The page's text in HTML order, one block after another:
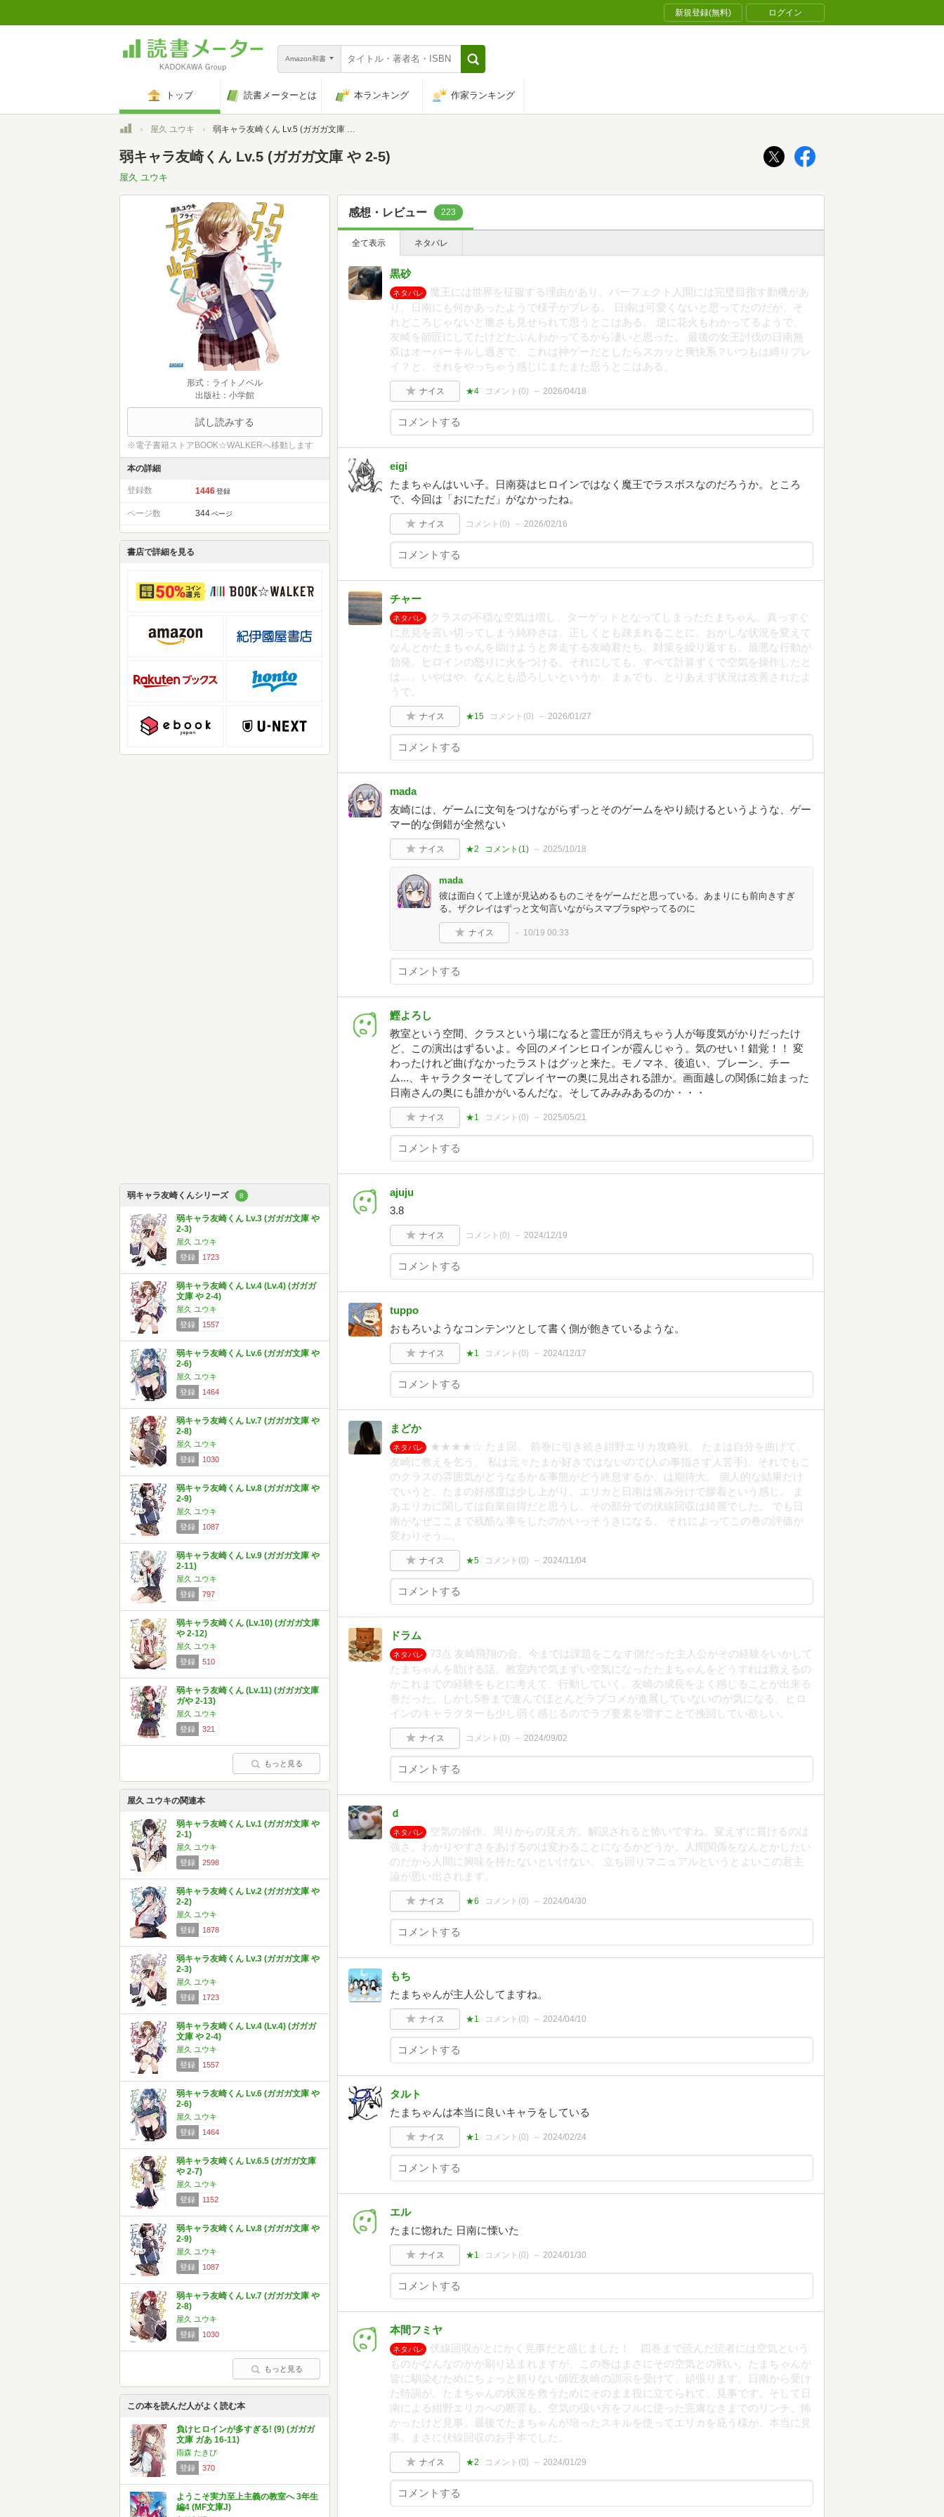
新規登録(無料) ログイン
Amazon和書
トップ 読書メーターとは 本ランキング 作家ランキング
トップ屋久 ユウキ 弱キャラ友崎くん Lv.5 (ガガガ文庫 や 2-5)
弱キャラ友崎くん Lv.5 (ガガガ文庫 や 2-5)
屋久 ユウキ
形式：ライトノベル
出版社：小学館
試し読みする
※電子書籍ストアBOOK☆WALKERへ移動します
本の詳細
登録数 1446 登録
ページ数 344 ページ
書店で詳細を見る
弱キャラ友崎くんシリーズ 8
弱キャラ友崎くん Lv.3 (ガガガ文庫 や
2-3)
屋久 ユウキ
登録
1723
弱キャラ友崎くん Lv.4 (Lv.4) (ガガガ
文庫 や 2-4)
屋久 ユウキ
登録
1557
弱キャラ友崎くん Lv.6 (ガガガ文庫 や
2-6)
屋久 ユウキ
登録
1464
弱キャラ友崎くん Lv.7 (ガガガ文庫 や
2-8)
屋久 ユウキ
登録
1030
弱キャラ友崎くん Lv.8 (ガガガ文庫 や
2-9)
屋久 ユウキ
登録
1087
弱キャラ友崎くん Lv.9 (ガガガ文庫 や
2-11)
屋久 ユウキ
登録
797
弱キャラ友崎くん (Lv.10) (ガガガ文庫
や 2-12)
屋久 ユウキ
登録
510
弱キャラ友崎くん (Lv.11) (ガガガ文庫
ガや 2-13)
屋久 ユウキ
登録
321
もっと見る
屋久 ユウキの関連本
弱キャラ友崎くん Lv.1 (ガガガ文庫 や
2-1)
屋久 ユウキ
登録
2598
弱キャラ友崎くん Lv.2 (ガガガ文庫 や
2-2)
屋久 ユウキ
登録
1878
弱キャラ友崎くん Lv.3 (ガガガ文庫 や
2-3)
屋久 ユウキ
登録
1723
弱キャラ友崎くん Lv.4 (Lv.4) (ガガガ
文庫 や 2-4)
屋久 ユウキ
登録
1557
弱キャラ友崎くん Lv.6 (ガガガ文庫 や
2-6)
屋久 ユウキ
登録
1464
弱キャラ友崎くん Lv.6.5 (ガガガ文庫
や 2-7)
屋久 ユウキ
登録
1152
弱キャラ友崎くん Lv.8 (ガガガ文庫 や
2-9)
屋久 ユウキ
登録
1087
弱キャラ友崎くん Lv.7 (ガガガ文庫 や
2-8)
屋久 ユウキ
登録
1030
もっと見る
この本を読んだ人がよく読む本
負けヒロインが多すぎる! (9) (ガガガ
文庫 ガあ 16-11)
雨森 たきび
登録
370
ようこそ実力至上主義の教室へ 3年生
編4 (MF文庫J)
感想・レビュー 223
全て表示 ネタバレ
黒砂
ネタバレ
魔王には世界を征服する理由があり、パーフェクト人間には完璧目指す動機があ
り、日南にも何かあったようで様子がブレる。 日南は可愛くないと思ってたのだが、そ
れどころじゃないと脆さも見せられて思うとこはある。 逆に花火もわかってるようで、
友崎を師匠にしてたけどたぶんわかってるから凄いと思った。 最後の女王討伐の日南無
双はオーバーキルし過ぎで、これは神ゲーだとしたらスカッと爽快系？いつもは縛りプレ
イ？と、それをやっちゃう感じにまたまた思うとこはある。
ナイス ★4 コメント(0) 2026/04/18
eigi
たまちゃんはいい子。日南葵はヒロインではなく魔王でラスボスなのだろうか。ところ
で、今回は「おにただ」がなかったね。
ナイス コメント(0) 2026/02/16
チャー
ネタバレ
クラスの不穏な空気は増し、ターゲットとなってしまったたまちゃん。真っすぐ
に意見を言い切ってしまう純粋さは、正しくとも疎まれることに。おかしな状況を変えて
なんとかたまちゃんを助けようと奔走する友崎君たち。対策を繰り返すも、最悪な行動が
勃発。ヒロインの怒りに火をつける。それにしても、すべて計算ずくで空気を操作したと
は…。いやはや、なんとも恐ろしいというか。まぁでも、とりあえず状況は改善されたよ
うで。
ナイス ★15 コメント(0) 2026/01/27
mada
友崎には、ゲームに文句をつけながらずっとそのゲームをやり続けるというような、ゲー
マー的な倒錯が全然ない
ナイス ★2 コメント(1) 2025/10/18
mada
彼は面白くて上達が見込めるものこそをゲームだと思っている。あまりにも前向きすぎ
る。ザクレイはずっと文句言いながらスマブラspやってるのに
ナイス 10/19 00:33
鰹よろし
教室という空間、クラスという場になると霊圧が消えちゃう人が毎度気がかりだったけ
ど、この演出はずるいよ。今回のメインヒロインが霞んじゃう。気のせい！錯覚！！ 変
わったけれど曲げなかったラストはグッと来た。モノマネ、後追い、ブレーン、チー
ム...、キャラクターそしてプレイヤーの奥に見出される誰か。画面越しの関係に始まった
日南さんの奥にも誰かがいるんだな。そしてみみみあるのか・・・
ナイス ★1 コメント(0) 2025/05/21
ajuju
3.8
ナイス コメント(0) 2024/12/19
tuppo
おもろいようなコンテンツとして書く側が飽きているような。
ナイス ★1 コメント(0) 2024/12/17
まどか
ネタバレ
★★★★☆ たま回。 前巻に引き続き紺野エリカ攻略戦。 たまは自分を曲げて、
友崎に教えを乞う。 私は元々たまが好きではないので(人の事指さす人苦手)、それでもこ
のクラスの雰囲気がどうなるか＆事態がどう終息するか、は期待大。 個人的な結果だけ
でいうと、たまの好感度は少し上がり、エリカと日南は痛み分けで膠着という感じ。 ま
あエリカに関しては自業自得だと思うし、その部分での伏線回収は綺麗でした。 でも日
南がなぜここまで残酷な事をしたのかいっそうきになる。 それによってこの巻の評価が
変わりそう...。
ナイス ★5 コメント(0) 2024/11/04
ドラム
ネタバレ
73点 友崎飛翔の会。今までは課題をこなす側だった主人公がその経験をいかして
たまちゃんを助ける話。教室内で気まずい空気になったたまちゃんをどうすれば救えるの
かこれまでの経験をもとに考えて、行動していく。友崎の成長をよく感じることが出来る
巻だった。しかし5巻まで進んでほとんどラブコメが進展していないのが気になる。ヒロ
インのキャラクターも少し弱く感じるのでラブ要素を増すことで挽回してい欲しい。
ナイス コメント(0) 2024/09/02
ｄ
ネタバレ
空気の操作、周りからの見え方。解説されると怖いですね。変えずに貫けるのは
強さ。わかりやすさをあげるのは変わることになるかどうか。人間関係をなんとかしたい
のだから人間に興味を持たないといけない。 立ち回りマニュアルというとよいこの君主
論が思い出されます。
ナイス ★6 コメント(0) 2024/04/30
もち
たまちゃんが主人公してますね。
ナイス ★1 コメント(0) 2024/04/10
タルト
たまちゃんは本当に良いキャラをしている
ナイス ★1 コメント(0) 2024/02/24
エル
たまに惚れた 日南に慄いた
ナイス ★1 コメント(0) 2024/01/30
本間フミヤ
ネタバレ
伏線回収がとにかく見事だと感じました！ 四巻まで読んだ読者には空気という
ものがなんなのかが刷り込まれますが、この巻はまさにその空気との戦い。たまちゃんが
皆に馴染むためにちょっと頼りない師匠友崎の訓示を受けて、頑張ります。日南から受け
た特訓が、たまちゃんの状況を救うためにそのまま役に立てられて、見事です。そして日
南による紺野エリカへの断罪も、空気の扱い方をフルに使った完膚なきまでのリンチ、怖
かったけど見事。最後でたまちゃんが培ったスキルを使ってエリカを庇う様が、本当に見
事。まさに伏線回収のお手本でした。
ナイス ★2 コメント(0) 2024/01/29